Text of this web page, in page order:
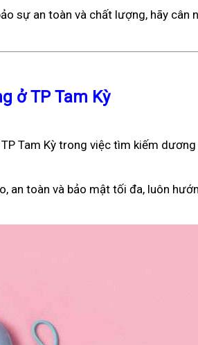
sự an toàn và chất lượng, hãy cân
ở TP Tam Kỳ
Tam Kỳ trong việc tìm kiếm
an toàn và bảo mật tối đa, luôn